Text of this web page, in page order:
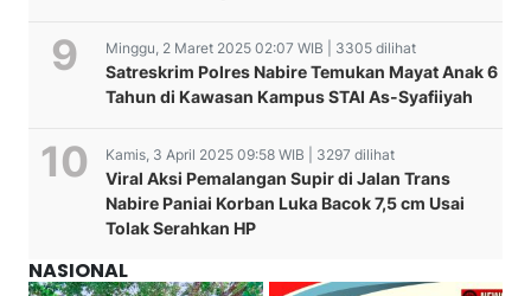
Minggu, 2 Maret 2025 02:07 WIB | 3305 dilihat
Satreskrim Polres Nabire Temukan Mayat Anak 6
Tahun di Kawasan Kampus STAI As-Syafiiyah
Kamis, 3 April 2025 09:58 WIB | 3297 dilihat
Viral Aksi Pemalangan Supir di Jalan Trans
Nabire Paniai Korban Luka Bacok 7,5 cm Usai
Tolak Serahkan HP
NASIONAL